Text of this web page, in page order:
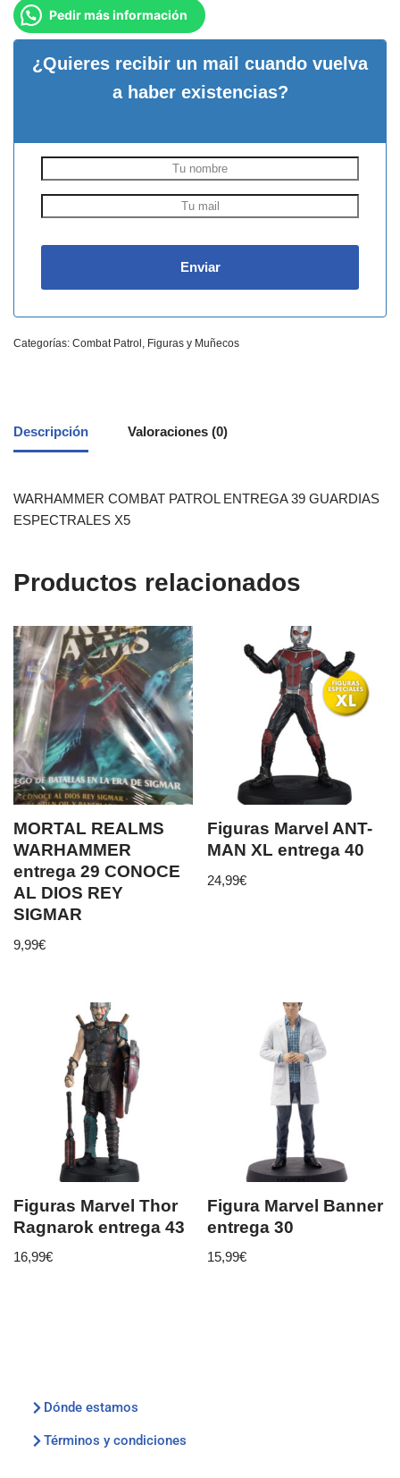
Pedir más información
¿Quieres recibir un mail cuando vuelva
a haber existencias?
Categorías: Combat Patrol Figuras y Muñecos
Descripción Valoraciones (0)
WARHAMMER COMBAT PATROL ENTREGA 39 GUARDIAS
ESPECTRALES X5
Productos relacionados
MORTAL REALMS
WARHAMMER
entrega 29 CONOCE
AL DIOS REY
SIGMAR
9,99€
Figuras Marvel ANT-
MAN XL entrega 40
24,99€
Figuras Marvel Thor
Ragnarok entrega 43
16,99€
Figura Marvel Banner
entrega 30
15,99€
Dónde estamos
Términos y condiciones